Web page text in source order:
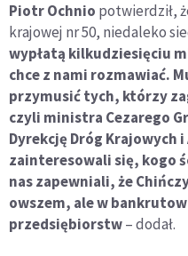
Piotr Ochnio potwierdził,
krajowej nr 50, niedaleko
wypłatą kilkudziesięciu
chce z nami rozmawiać.
przymusić tych, którzy
czyli ministra Cezarego
Dyrekcję Dróg Krajowych
zainteresowali się, kogo
nas zapewniali, że
owszem, ale w
przedsiębiorstw– dodał.